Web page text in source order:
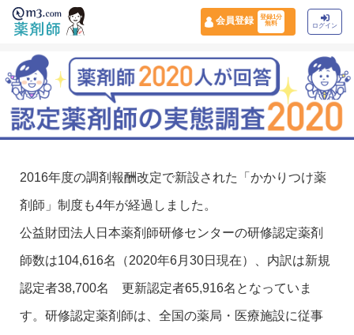
会員登録
登録1分
無料
ログイン
2016年度の調剤報酬改定で新設された「かかりつけ薬
剤師」制度も4年が経過しました。
公益財団法人日本薬剤師研修センターの研修認定薬剤
師数は104,616名（2020年6月30日現在）、内訳は新規
認定者38,700名 更新認定者65,916名となっていま
す。研修認定薬剤師は、全国の薬局・医療施設に従事